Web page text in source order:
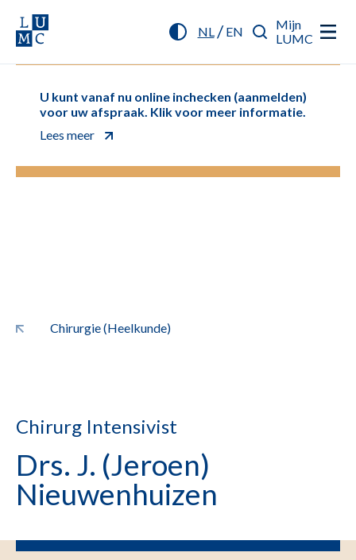
NL/ EN
Mijn
LUMC
U kunt vanaf nu online inchecken (aanmelden)
voor uw afspraak. Klik voor meer informatie.
Lees meer
Chirurgie (Heelkunde)
Chirurg Intensivist
Drs. J. (Jeroen)
Nieuwenhuizen